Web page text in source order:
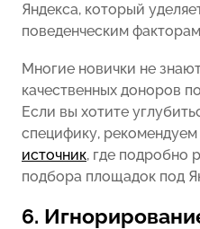
Яндекса, который
поведенческим
Многие новички не
качественных доноров
Если вы хотите
специфику,
источник, где подробно
подбора площадок под
6.